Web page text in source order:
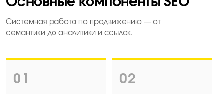
Системная работа по продвижению — от
семантики до аналитики и ссылок.
01 02